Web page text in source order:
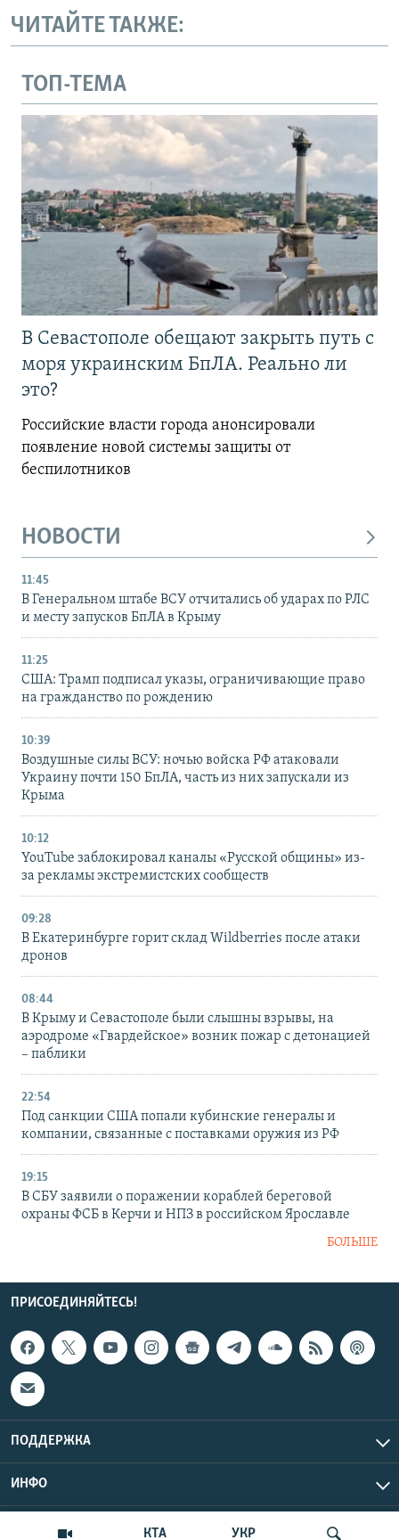
КТА УКР
ЧИТАЙТЕ ТАКЖЕ:
ТОП-ТЕМА
В Севастополе обещают закрыть путь с
моря украинским БпЛА. Реально ли
это?
Российские власти города анонсировали
появление новой системы защиты от
беспилотников
НОВОСТИ
11:45
В Генеральном штабе ВСУ отчитались об ударах по РЛС
и месту запусков БпЛА в Крыму
11:25
США: Трамп подписал указы, ограничивающие право
на гражданство по рождению
10:39
Воздушные силы ВСУ: ночью войска РФ атаковали
Украину почти 150 БпЛА, часть из них запускали из
Крыма
10:12
YouTube заблокировал каналы «Русской общины» из-
за рекламы экстремистских сообществ
09:28
В Екатеринбурге горит склад Wildberries после атаки
дронов
08:44
В Крыму и Севастополе были слышны взрывы, на
аэродроме «Гвардейское» возник пожар с детонацией
– паблики
22:54
Под санкции США попали кубинские генералы и
компании, связанные с поставками оружия из РФ
19:15
В СБУ заявили о поражении кораблей береговой
охраны ФСБ в Керчи и НПЗ в российском Ярославле
БОЛЬШЕ
ПРИСОЕДИНЯЙТЕСЬ!
ПОДДЕРЖКА
ИНФО
Copyright Крым.Реалии, 2026 | Все права защищены.
UTC+3